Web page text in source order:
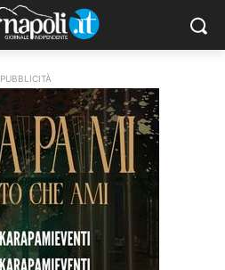
PUBBLICITÀ